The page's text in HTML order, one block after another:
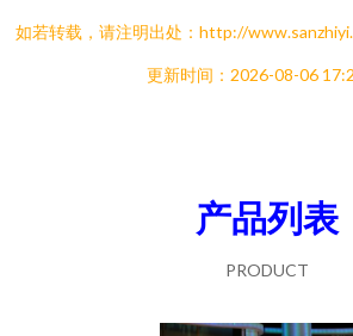
如若转载，请注明出处：http://
更新时间：2026-08-06
产品列表
PRODUCT